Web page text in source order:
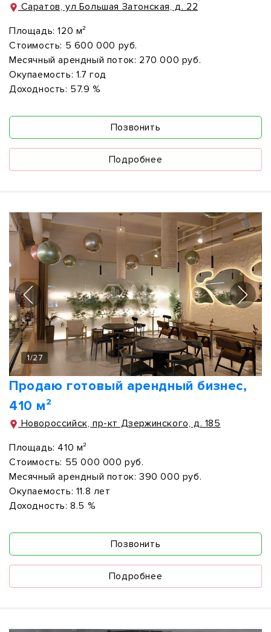
Саратов, ул Большая Затонская, д. 22
Площадь: 120 м²
Стоимость: 5 600 000 руб.
Месячный арендный поток: 270 000 руб.
Окупаемость: 1.7 год
Доходность: 57.9 %
Позвонить
Подробнее
1/27
Продаю готовый арендный бизнес,
410 м²
Новороссийск, пр-кт Дзержинского, д. 185
Площадь: 410 м²
Стоимость: 55 000 000 руб.
Месячный арендный поток: 390 000 руб.
Окупаемость: 11.8 лет
Доходность: 8.5 %
Позвонить
Подробнее